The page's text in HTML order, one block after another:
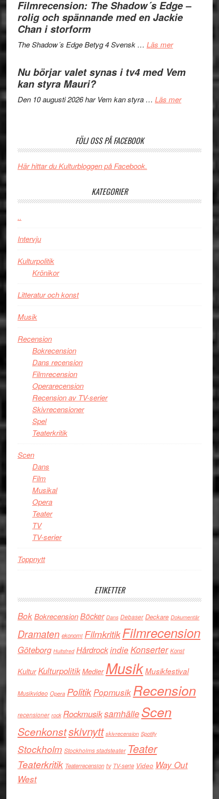
Pöntinen
avslutar
in
till
och
Filmrecension: The Shadow´s Edge –
rolig och spännande med en Jackie
Chan i storform
The Shadow´s Edge Betyg 4 Svensk … Läs merom
The
Shadow
Edge
spännande
Nu börjar valet synas i tv4 med Vem
kan styra Mauri?
Den 10 augusti 2026 har Vem kan styra … Läs merom
kan
FÖLJ OSS PÅ FACEBOOK
Här hittar du Kulturbloggen på Facebook.
KATEGORIER
..
Intervju
Kulturpolitik
Krönikor
Litteratur och konst
Musik
Recension
Bokrecension
Dans recension
Filmrecension
Operarecension
Recension av TV-serier
Skivrecensioner
Spel
Teaterkritik
Scen
Dans
Film
Musikal
Opera
Teater
TV
TV-serier
Toppnytt
ETIKETTER
BokBokrecensionBöcker Dans Debaser Deckare Dokumentär
Dramaten ekonomi FilmkritikFilmrecension
Göteborg Hultsfred Hårdrockindie Konserter Konst
Kultur Kulturpolitik Medier MusikMusikfestival
Musikvideo Opera PolitikPopmusik Recension
recensioner rock Rockmusiksamhälle Scen
Scenkonstskivnytt skivrecension Spotify
Stockholm Stockholms stadsteater Teater
Teaterkritik Teaterrecension tv TV-serie Video Way Out
West